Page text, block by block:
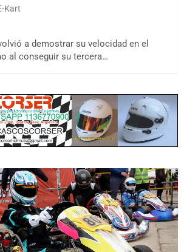
Kart
a demostrar su velocidad en el
al conseguir su tercera…